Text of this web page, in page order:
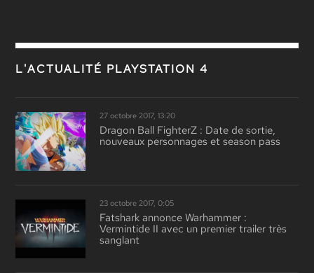
L'ACTUALITÉ PLAYSTATION 4
27 octobre 2017, 13:20
Dragon Ball FighterZ : Date de sortie,
nouveaux personnages et season pass
23 octobre 2017, 0:05
Fatshark annonce Warhammer :
Vermintide II avec un premier trailer très
sanglant